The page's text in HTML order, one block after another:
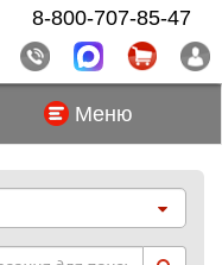
Меню
8-800-707-85-47